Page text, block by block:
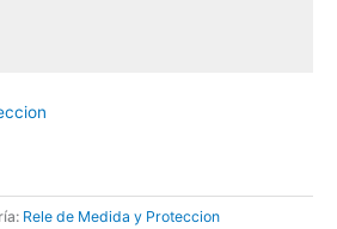
Rele de Medida y Proteccion